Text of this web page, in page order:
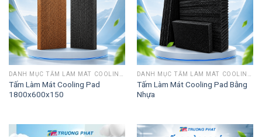
Tấm Làm Mát Cooling Pad
1800x600x150
Tấm Làm Mát Cooling Pad Bằng
Nhựa